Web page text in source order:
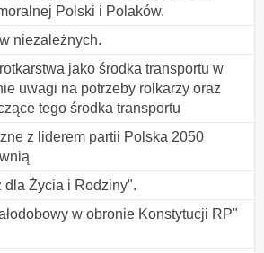
Polski i Polaków.
niezależnych.
jako środka transportu w
uwagi na potrzeby rolkarzy oraz
tego środka transportu
z liderem partii Polska 2050
dla Życia i Rodziny".
w obronie Konstytucji RP"